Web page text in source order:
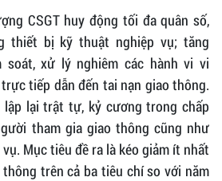
CSGT huy động tối đa quân số,
thiết bị kỹ thuật nghiệp vụ; tăng
soát, xử lý nghiêm các hành vi vi
tiếp dẫn đến tai nạn giao thông.
lại trật tự, kỷ cương trong chấp
tham gia giao thông cũng như
Mục tiêu đề ra là kéo giảm ít nhất
trên cả ba tiêu chí so với năm